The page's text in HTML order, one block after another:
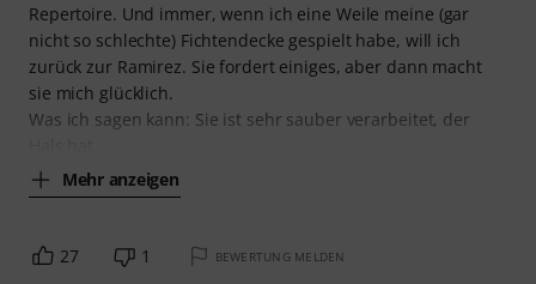
Repertoire. Und immer, wenn ich eine Weile meine (gar
nicht so schlechte) Fichtendecke gespielt habe, will ich
zurück zur Ramirez. Sie fordert einiges, aber dann macht
sie mich glücklich.
Was ich sagen kann: Sie ist sehr sauber verarbeitet, der
Mehr anzeigen
27 1 BEWERTUNG MELDEN